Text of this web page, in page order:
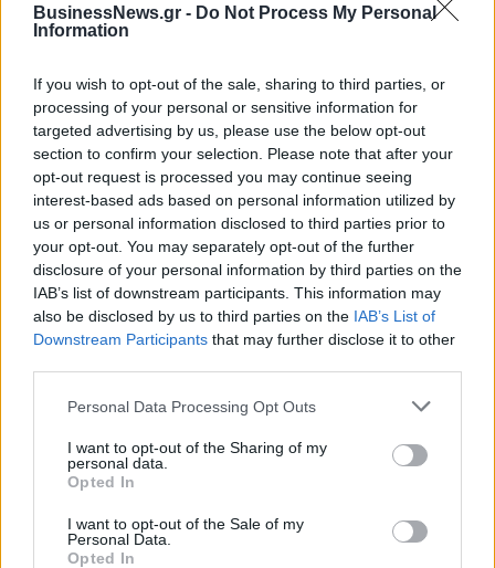
BusinessNews.gr - Do Not Process My Personal
Information
If you wish to opt-out of the sale, sharing to third parties, or
processing of your personal or sensitive information for
targeted advertising by us, please use the below opt-out
section to confirm your selection. Please note that after your
opt-out request is processed you may continue seeing
interest-based ads based on personal information utilized by
us or personal information disclosed to third parties prior to
your opt-out. You may separately opt-out of the further
disclosure of your personal information by third parties on the
IAB’s list of downstream participants. This information may
also be disclosed by us to third parties on the IAB’s List of
Downstream Participants that may further disclose it to other
Personal Data Processing Opt Outs
I want to opt-out of the Sharing of my
personal data.
Opted In
I want to opt-out of the Sale of my
Personal Data.
Opted In
ESG Report 2025: Πώς η ΑΒ Βασιλόπουλος μετατρέπει τη
βιωσιμότητα σε καθημερινή πράξη
Stoiximan: «Πού ήσουν;» στις μεγάλες στιγμές του Ολυμπιακού
ΠΕΡΙΣΣΌΤΕΡΑ ΣΕ ΑΥΤΉ ΤΗΝ ΚΑΤΗΓΟΡΊΑ
Καγκελάριος Μερτς: Η
πρώην ανατολική Γερμανία
Λίβανος: Έξι νεκροί από
ισραηλινό πλήγμα- O